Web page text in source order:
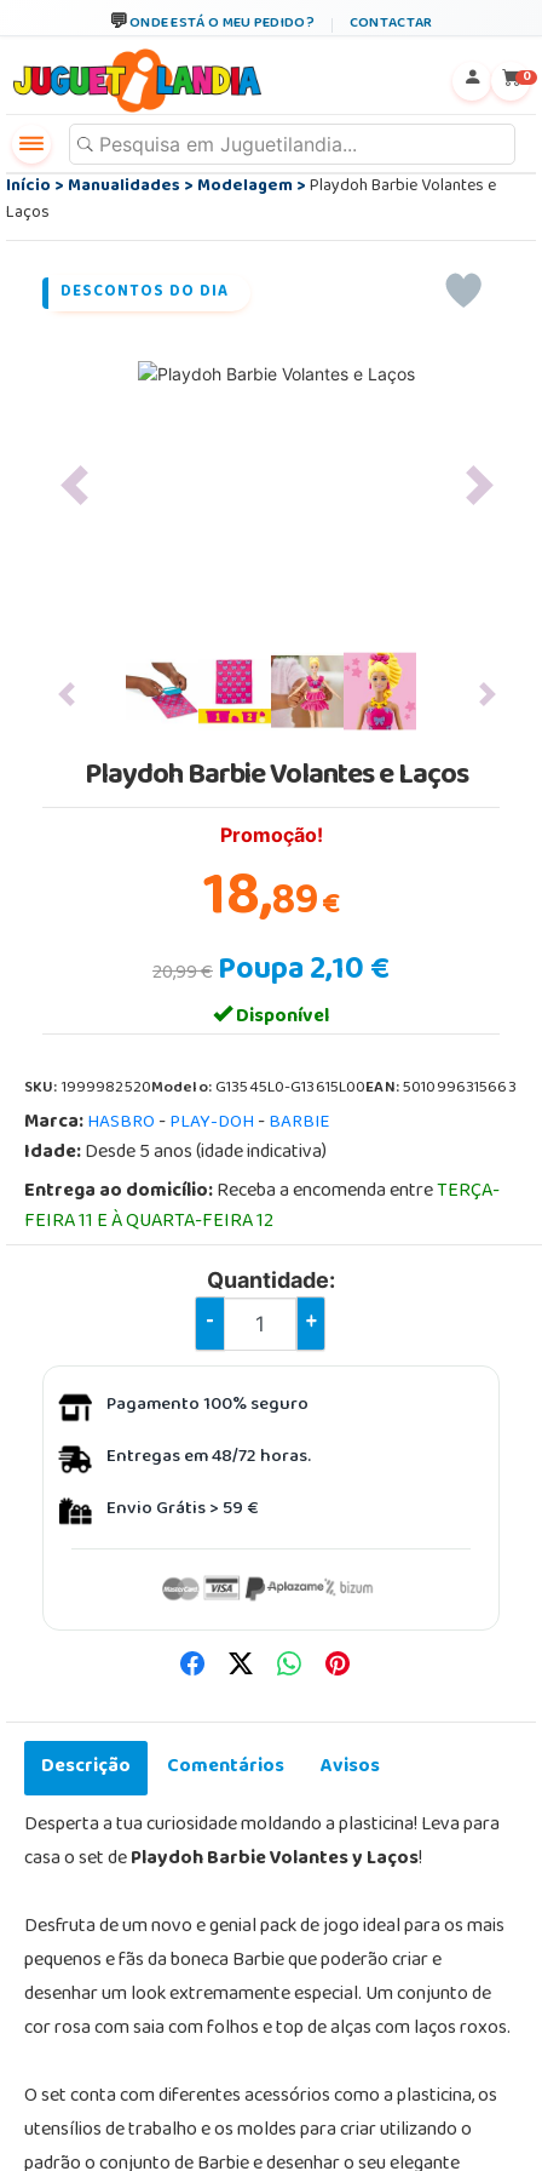
ONDE ESTÁ O MEU PEDIDO? CONTACTAR
0
Início>Manualidades>Modelagem>Playdoh Barbie Volantes e
Laços
DESCONTOS DO DIA
Previous Next
Previous Next
Playdoh Barbie Volantes e Laços
Promoção!
18,89€
20,99 €Poupa 2,10 €
Disponível
SKU:1999982520Modelo:G13545L0-G13615L00EAN:5010996315663
Marca:HASBRO-PLAY-DOH-BARBIE
Idade:Desde 5 anos (idade indicativa)
Entrega ao domicílio:Receba a encomenda entreTERÇA-
FEIRA 11 E À QUARTA-FEIRA 12
Quantidade:
- +
Pagamento 100% seguro
Entregas em 48/72 horas.
Envio Grátis > 59 €
Descrição Comentários
Avisos
Desperta a tua curiosidade moldando a plasticina! Leva para
casa o set dePlaydoh Barbie Volantes y Laços!
Desfruta de um novo e genial pack de jogo ideal para os mais
pequenos e fãs da boneca Barbie que poderão criar e
desenhar um look extremamente especial. Um conjunto de
cor rosa com saia com folhos e top de alças com laços roxos.
O set conta com diferentes acessórios como a plasticina, os
utensílios de trabalho e os moldes para criar utilizando o